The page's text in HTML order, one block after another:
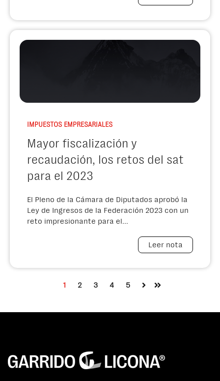
IMPUESTOS EMPRESARIALES
Mayor fiscalización y
recaudación, los retos del sat
para el 2023
El Pleno de la Cámara de Diputados aprobó la
Ley de Ingresos de la Federación 2023 con un
reto impresionante para el...
Leer nota
1 2 3 4 5
Siguiente
Última